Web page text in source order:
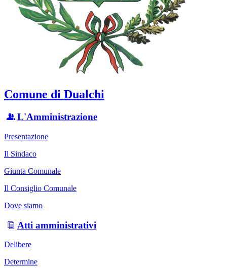
Comune di Dualchi
L'Amministrazione
Presentazione
Il Sindaco
Giunta Comunale
Il Consiglio Comunale
Dove siamo
Atti amministrativi
Delibere
Determine